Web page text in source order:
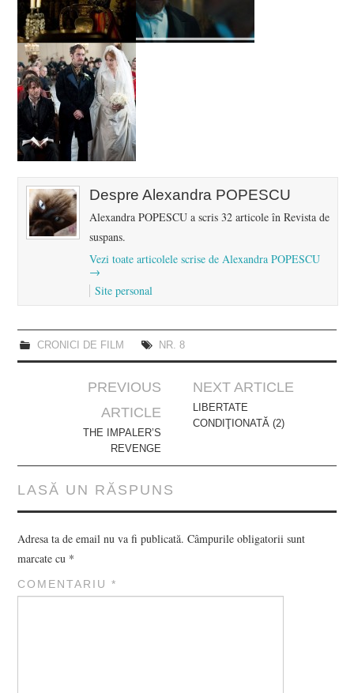
Despre Alexandra POPESCU
Alexandra POPESCU a scris 32 articole în Revista de
suspans.
Vezi toate articolele scrise de Alexandra POPESCU
→
Site personal
CRONICI DE FILM NR. 8
navigation
PREVIOUS
ARTICLE
THE IMPALER’S
REVENGE
NEXT ARTICLE
LIBERTATE
CONDIŢIONATĂ (2)
LASĂ UN RĂSPUNS
Adresa ta de email nu va fi publicată. Câmpurile obligatorii sunt
marcate cu *
COMENTARIU*